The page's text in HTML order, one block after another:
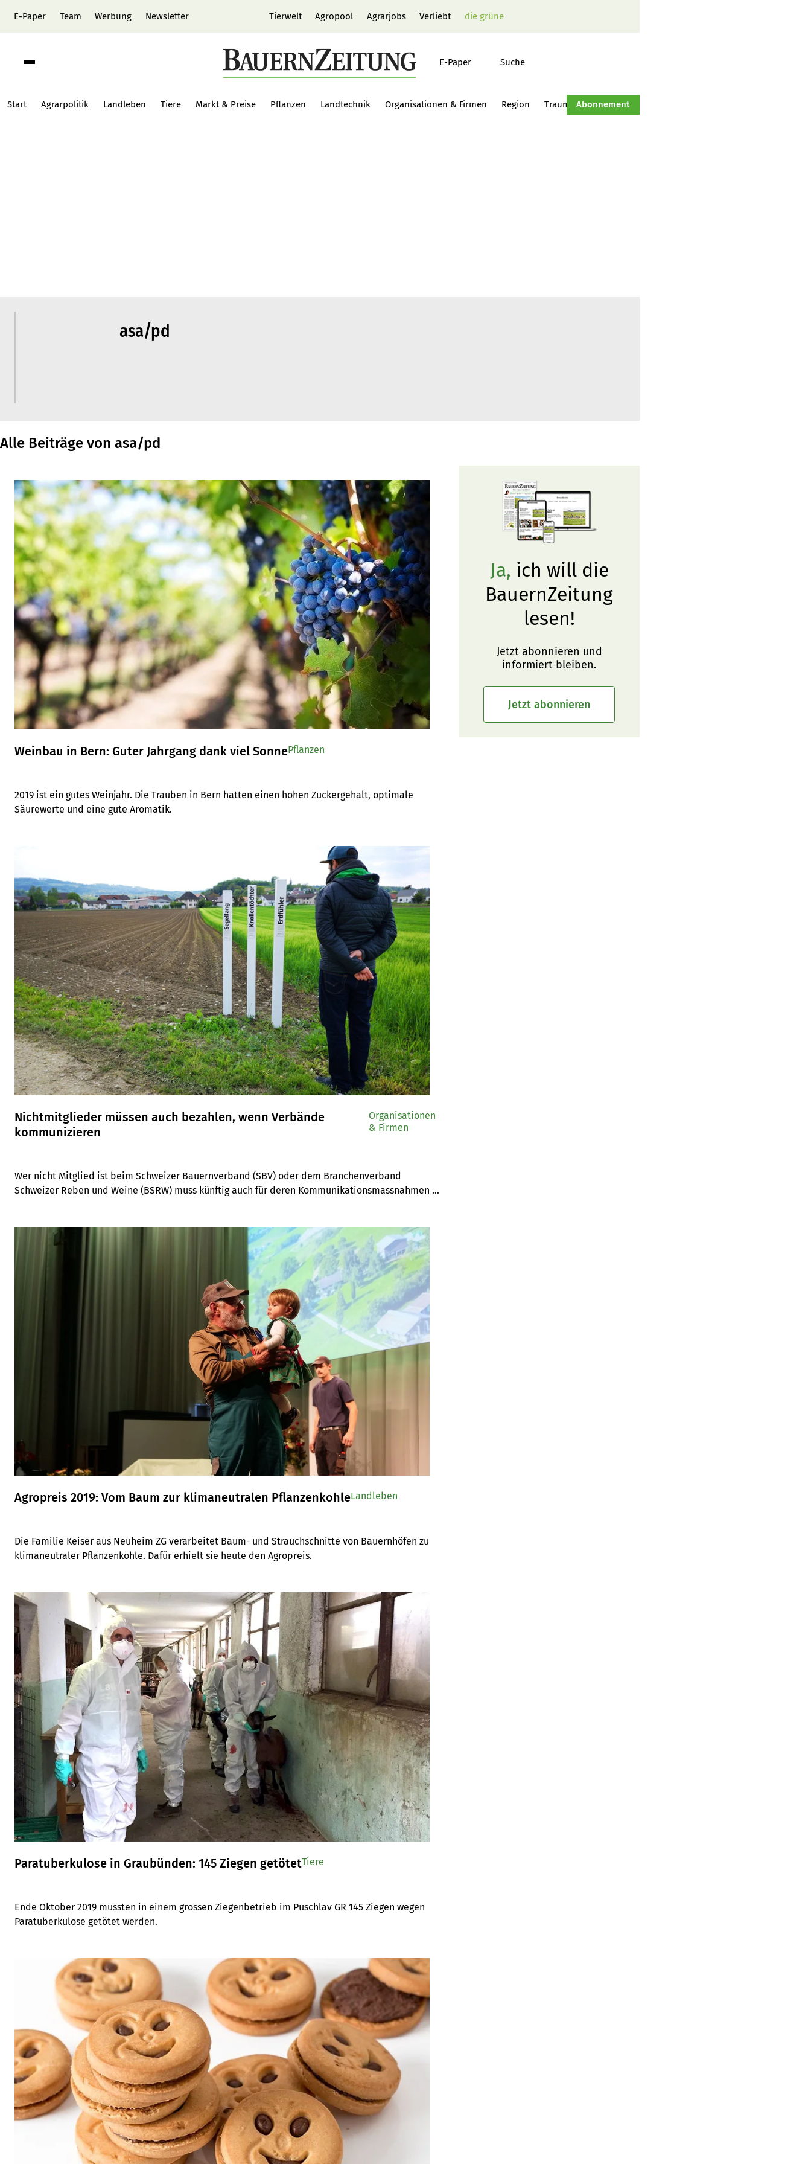
E-Paper Team Werbung Newsletter Tierwelt Agropool Agrarjobs Verliebt die grüne
E-Paper Suche
Start Agrarpolitik Landleben Tiere Markt & Preise Pflanzen Landtechnik Organisationen & Firmen Region Traumtraktor Hof-Management
Abonnement
asa/pd
Alle Beiträge von asa/pd
Weinbau in Bern: Guter Jahrgang dank viel Sonne
2019 ist ein gutes Weinjahr. Die Trauben in Bern hatten einen hohen Zuckergehalt, optimale
Säurewerte und eine gute Aromatik.
Pflanzen
Nichtmitglieder müssen auch bezahlen, wenn Verbände
kommunizieren
Wer nicht Mitglied ist beim Schweizer Bauernverband (SBV) oder dem Branchenverband
Schweizer Reben und Weine (BSRW) muss künftig auch für deren Kommunikationsmassnahmen
Organisationen
& Firmen
Agropreis 2019: Vom Baum zur klimaneutralen Pflanzenkohle
Die Familie Keiser aus Neuheim ZG verarbeitet Baum- und Strauchschnitte von Bauernhöfen zu
klimaneutraler Pflanzenkohle. Dafür erhielt sie heute den Agropreis.
Landleben
Paratuberkulose in Graubünden: 145 Ziegen getötet
Ende Oktober 2019 mussten in einem grossen Ziegenbetrieb im Puschlav GR 145 Ziegen wegen
Paratuberkulose getötet werden.
Tiere
Ja, ich will die
BauernZeitung
lesen!
Jetzt abonnieren und
informiert bleiben.
Jetzt abonnieren